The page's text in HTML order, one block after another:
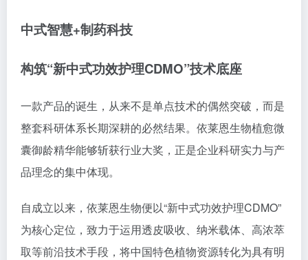
中式智慧+制药科技
构筑“新中式功效护理CDMO”技术底座
一款产品的诞生，从来不是单点技术的偶然突破，而是
整套科研体系长期深耕的必然结果。依莱恩生物植愈微
囊御龄精华能够斩获行业大奖，正是企业科研实力与产
品理念的集中体现。
自成立以来，依莱恩生物便以“新中式功效护理CDMO”
为核心定位，致力于运用透皮吸收、纳米载体、高浓萃
取等前沿技术手段，将中国特色植物资源转化为具有明